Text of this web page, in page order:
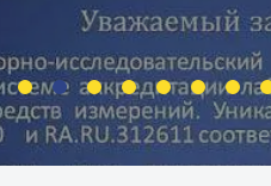
Анализ лакокрасочных
материалов
Организация и
проведение специальной
оценки условий труда
Производственный